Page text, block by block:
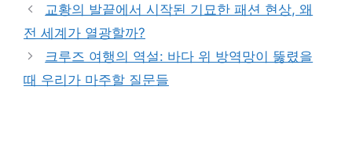
교황의 발끝에서 시작된 기묘한 패션 현상, 왜
전 세계가 열광할까?
크루즈 여행의 역설: 바다 위 방역망이 뚫렸을
때 우리가 마주할 질문들